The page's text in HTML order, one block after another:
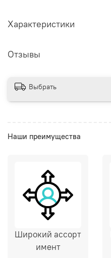
Характеристики
Отзывы
Выбрать
Наши преимущества
Широкий ассорт
имент